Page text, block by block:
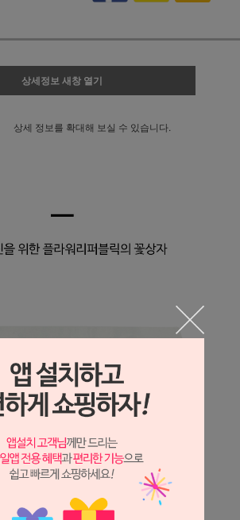
상세정보 새창 열기
상세 정보를 확대해 보실 수 있습니다.